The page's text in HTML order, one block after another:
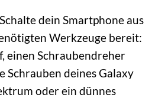
Schalte dein Smartphone aus
Werkzeuge bereit:
einen Schraubendreher
Schrauben deines Galaxy
oder ein dünnes